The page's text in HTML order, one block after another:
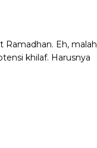
Eh, malah
khilaf. Harusnya